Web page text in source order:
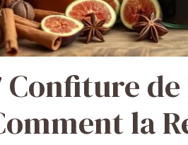
Confiture de
la